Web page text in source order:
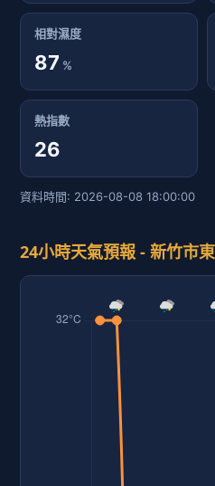
相對濕度
87 %
熱指數
26
資料時間: 2026-08-08 18:00:00
24小時天氣預報 - 新竹市